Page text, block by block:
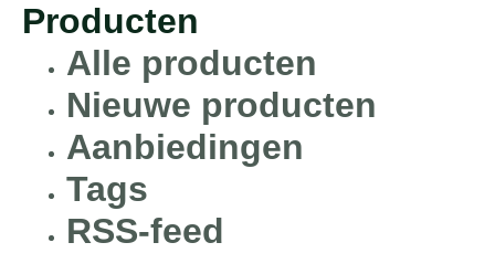
Producten
Alle producten
Nieuwe producten
Aanbiedingen
Tags
RSS-feed